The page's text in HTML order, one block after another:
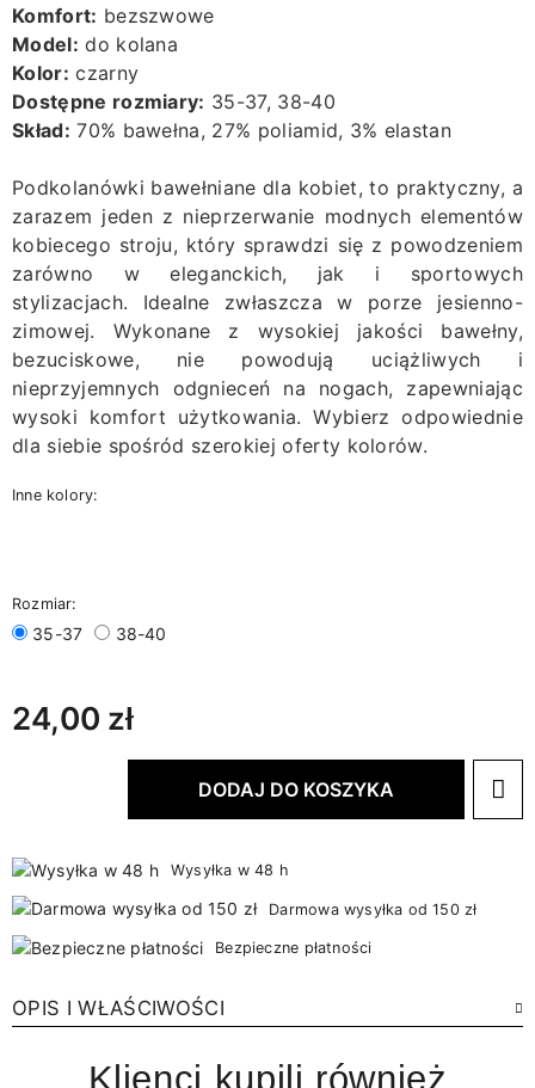
Komfort: bezszwowe
Model: do kolana
Kolor: czarny
Dostępne rozmiary: 35-37, 38-40
Skład: 70% bawełna, 27% poliamid, 3% elastan
Podkolanówki bawełniane dla kobiet, to praktyczny, a
zarazem jeden z nieprzerwanie modnych elementów
kobiecego stroju, który sprawdzi się z powodzeniem
zarówno w eleganckich, jak i sportowych
stylizacjach. Idealne zwłaszcza w porze jesienno-
zimowej. Wykonane z wysokiej jakości bawełny,
bezuciskowe, nie powodują uciążliwych i
nieprzyjemnych odgnieceń na nogach, zapewniając
wysoki komfort użytkowania. Wybierz odpowiednie
dla siebie spośród szerokiej oferty kolorów.
Inne kolory:
Rozmiar:
35-37 38-40
24,00 zł
DODAJ DO KOSZYKA
Wysyłka w 48 h
Darmowa wysyłka od 150 zł
Bezpieczne płatności
OPIS I WŁAŚCIWOŚCI
Klienci kupili również